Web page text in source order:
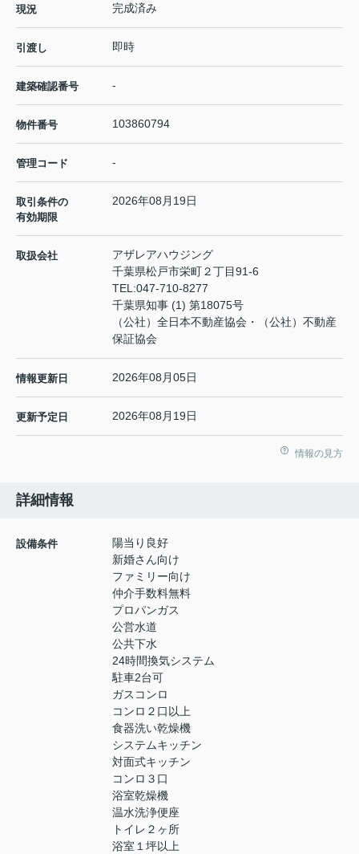
現況 完成済み
引渡し 即時
建築確認番号 -
物件番号 103860794
管理コード -
取引条件の
有効期限
2026年08月19日
取扱会社
アザレアハウジング
千葉県松戸市栄町２丁目91-6
TEL:047-710-8277
千葉県知事 (1) 第18075号
（公社）全日本不動産協会・（公社）不動産
保証協会
情報更新日 2026年08月05日
更新予定日 2026年08月19日
情報の見方
詳細情報
設備条件
陽当り良好
新婚さん向け
ファミリー向け
仲介手数料無料
プロパンガス
公営水道
公共下水
24時間換気システム
駐車2台可
ガスコンロ
コンロ２口以上
食器洗い乾燥機
システムキッチン
対面式キッチン
コンロ３口
浴室乾燥機
温水洗浄便座
トイレ２ヶ所
浴室１坪以上